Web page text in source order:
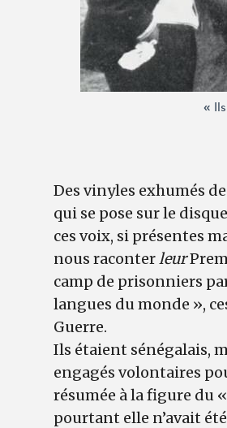
«
Des vinyles exhumés
qui se pose sur le
ces voix, si présentes
nous raconterleur
camp de prisonniers
langues du monde »,
Guerre.
Ils étaient sénégalais,
engagés volontaires
résumée à la figure du
pourtant elle n’avait